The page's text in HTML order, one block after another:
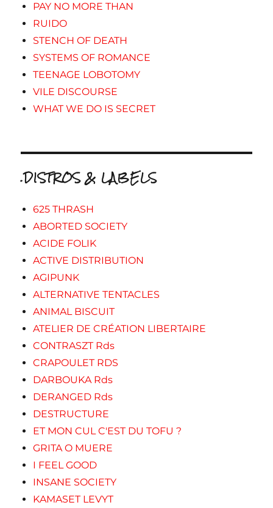
PAY NO MORE THAN
RUIDO
STENCH OF DEATH
SYSTEMS OF ROMANCE
TEENAGE LOBOTOMY
VILE DISCOURSE
WHAT WE DO IS SECRET
.DISTROS & LABELS
625 THRASH
ABORTED SOCIETY
ACIDE FOLIK
ACTIVE DISTRIBUTION
AGIPUNK
ALTERNATIVE TENTACLES
ANIMAL BISCUIT
ATELIER DE CRÉATION LIBERTAIRE
CONTRASZT Rds
CRAPOULET RDS
DARBOUKA Rds
DERANGED Rds
DESTRUCTURE
ET MON CUL C'EST DU TOFU ?
GRITA O MUERE
I FEEL GOOD
INSANE SOCIETY
KAMASET LEVYT